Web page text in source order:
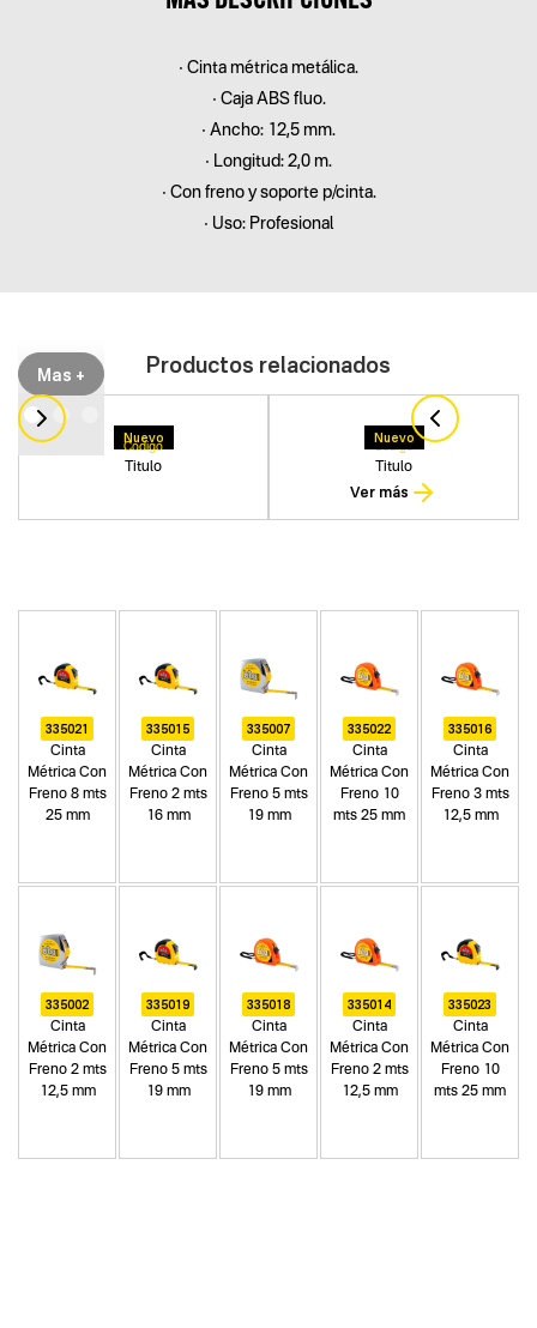
• Cinta métrica metálica.
• Caja ABS fluo.
• Ancho: 12,5 mm.
• Longitud: 2,0 m.
• Con freno y soporte p/cinta.
• Uso: Profesional
Mas + Productos relacionados
Nuevo
Titulo
Codigo
Nuevo
Titulo
Codigo
Ver más
335021
Cinta
Métrica Con
Freno 8 mts
25 mm
335015
Cinta
Métrica Con
Freno 2 mts
16 mm
335007
Cinta
Métrica Con
Freno 5 mts
19 mm
335022
Cinta
Métrica Con
Freno 10
mts 25 mm
335016
Cinta
Métrica Con
Freno 3 mts
12,5 mm
335002
Cinta
Métrica Con
Freno 2 mts
12,5 mm
335019
Cinta
Métrica Con
Freno 5 mts
19 mm
335018
Cinta
Métrica Con
Freno 5 mts
19 mm
335014
Cinta
Métrica Con
Freno 2 mts
12,5 mm
335023
Cinta
Métrica Con
Freno 10
mts 25 mm